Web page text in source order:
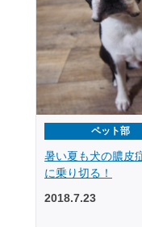
ペット部
暑い夏も犬の膿皮
に乗り切る！
2018.7.23